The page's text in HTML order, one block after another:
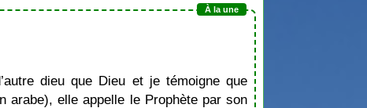
dieu que Dieu et je témoigne que
arabe), elle appelle le Prophète par son